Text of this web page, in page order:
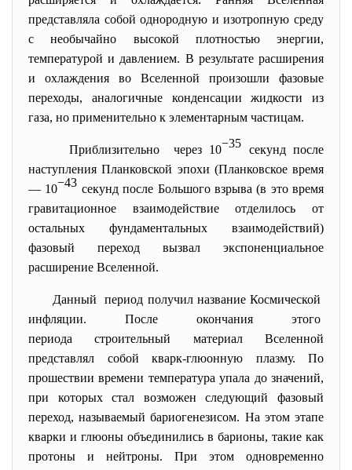
представляла собой однородную и изотропную среду
с необычайно высокой плотностью энергии,
температурой и давлением. В результате расширения
и охлаждения во Вселенной произошли фазовые
переходы, аналогичные конденсации жидкости из
газа, но применительно к элементарным частицам.
Приблизительно через 10−35 секунд после
наступления Планковской эпохи (Планковское время
— 10−43 секунд после Большого взрыва (в это время
гравитационное взаимодействие отделилось от
остальных фундаментальных взаимодействий)
фазовый переход вызвал экспоненциальное
расширение Вселенной.
Данный период получил название Космической
инфляции. После окончания этого
периода строительный материал Вселенной
представлял собой кварк-глюонную плазму. По
прошествии времени температура упала до значений,
при которых стал возможен следующий фазовый
переход, называемый бариогенезисом. На этом этапе
кварки и глюоны объединились в барионы, такие как
протоны и нейтроны. При этом одновременно